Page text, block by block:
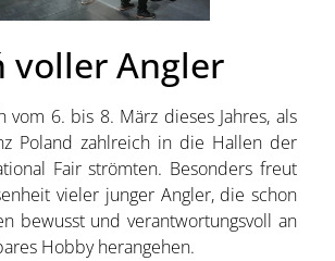
voller Angler
vom 6. bis 8. März dieses Jahres, als
Poland zahlreich in die Hallen der
Fair strömten. Besonders freut
vieler junger Angler, die schon
bewusst und verantwortungsvoll an
Hobby herangehen.